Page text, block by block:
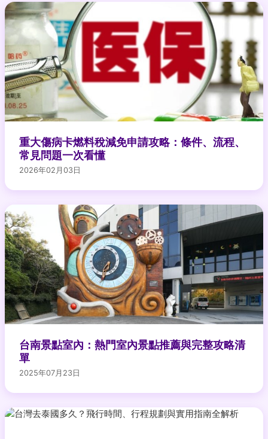
重大傷病卡燃料稅減免申請攻略：條件、流程、
常見問題一次看懂
2026年02月03日
台南景點室內：熱門室內景點推薦與完整攻略清
單
2025年07月23日